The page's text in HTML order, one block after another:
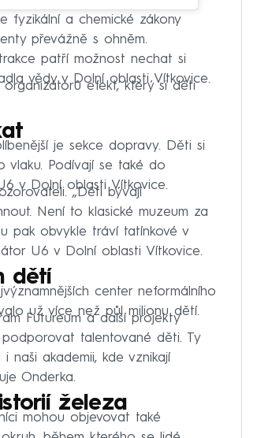
fyzikální a chemické zákony
převážně s ohněm.
patří možnost nechat si
vědy v Dolní oblasti Vítkovice.
efekt, který si děti
je sekce dopravy. Děti si
vlaku. Podívají se také do
v Dolní oblasti Vítkovice.
„Děti bývají
Není to klasické muzeum za
pak obvykle tráví tatínkové v
U6 v Dolní oblasti Vítkovice.
dětí
center neformálního
už více než půl milionu dětí.
Futureum a další projekty
talentované děti. Ty
naši akademii, kde vznikají
Onderka.
železa
mohou objevovat také